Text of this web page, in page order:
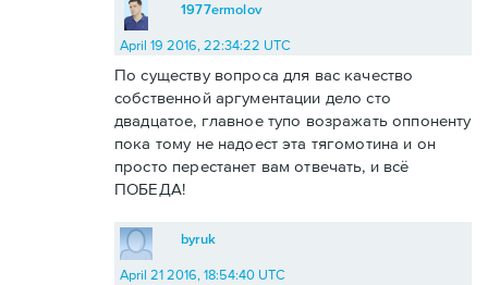
1977ermolov
April 19 2016, 22:34:22 UTC
По существу вопроса для вас качество
собственной аргументации дело сто
двадцатое, главное тупо возражать оппоненту
пока тому не надоест эта тягомотина и он
просто перестанет вам отвечать, и всё
ПОБЕДА!
byruk
April 21 2016, 18:54:40 UTC